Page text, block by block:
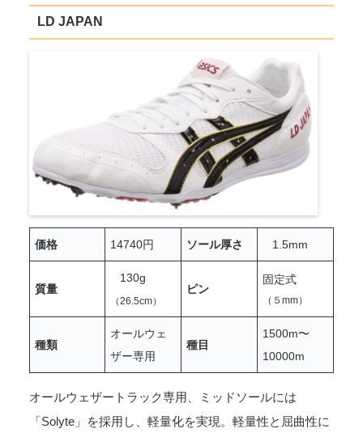
LD JAPAN
価格 14740円 ソール厚さ 1.5mm
質量
130g
（26.5cm）
ピン
固定式
（５mm）
種類
オールウェ
ザー専用
種目
1500m〜
10000m
オールウェザートラック専用、ミッドソールには
「Solyte」を採用し、軽量化を実現。軽量性と屈曲性に